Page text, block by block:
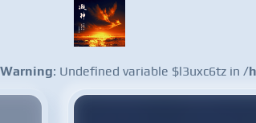
Warning: Undefined variable $l3uxc6tz in /